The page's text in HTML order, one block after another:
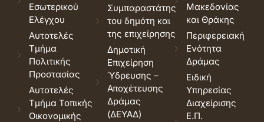
Εσωτερικού
Ελέγχου
Αυτοτελές
Τμήμα
Πολιτικής
Προστασίας
Αυτοτελές
Τμήμα Τοπικής
Οικονομικής
Συμπαραστάτης
του δημότη και
της επιχείρησης
Δημοτική
Επιχείρηση
Ύδρευσης –
Αποχέτευσης
Δράμας
(ΔΕΥΑΔ)
Μακεδονίας
και Θράκης
Περιφερειακή
Ενότητα
Δράμας
Ειδική
Υπηρεσίας
Διαχείρισης
Ε.Π.